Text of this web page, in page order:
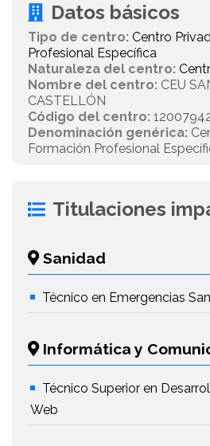
Datos básicos
Tipo de centro: Centro
Profesional Específica
Naturaleza del centro:
Nombre del centro: CEU
CASTELLÓN
Código del centro:
Denominación genérica:
Formación Profesional
Titulaciones
Sanidad
Técnico en Emergencias
Informática y
Técnico Superior en
Web